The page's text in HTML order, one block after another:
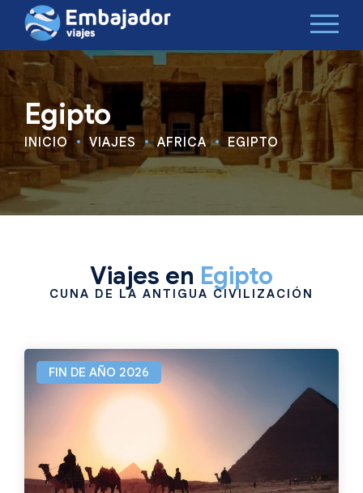
Egipto
INICIO VIAJES ÁFRICA EGIPTO
Viajes en Egipto
CUNA DE LA ANTIGUA CIVILIZACIÓN
FIN DE AÑO 2026